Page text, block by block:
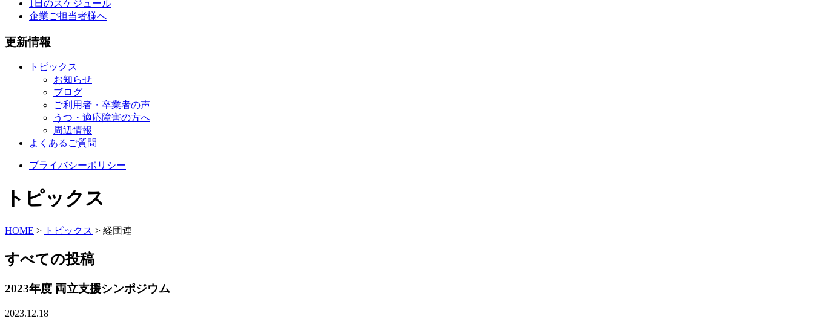
1日のスケジュール
企業ご担当者様へ
更新情報
トピックス
お知らせ
ブログ
ご利用者・卒業者の声
うつ・適応障害の方へ
周辺情報
よくあるご質問
プライバシーポリシー
トピックス
HOME > トピックス > 経団連
すべての投稿
2023年度 両立支援シンポジウム
2023.12.18